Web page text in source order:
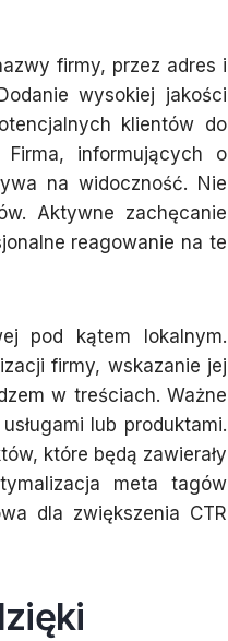
firmy, przez adres i
wysokiej jakości
klientów do
informujących o
na widoczność. Nie
Aktywne zachęcanie
reagowanie na te
pod kątem lokalnym.
firmy, wskazanie jej
w treściach. Ważne
lub produktami.
które będą zawierały
meta tagów
dla zwiększenia CTR